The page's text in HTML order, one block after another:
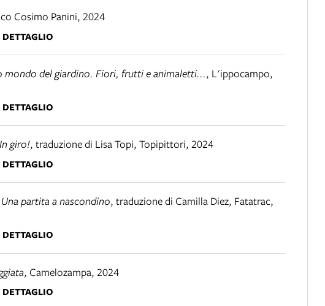
Cosimo Panini, 2024
mondo del giardino. Fiori, frutti e animaletti..., L'ippocampo,
giro!, traduzione di Lisa Topi, Topipittori, 2024
Una partita a nascondino, traduzione di Camilla Diez, Fatatrac,
, Camelozampa, 2024